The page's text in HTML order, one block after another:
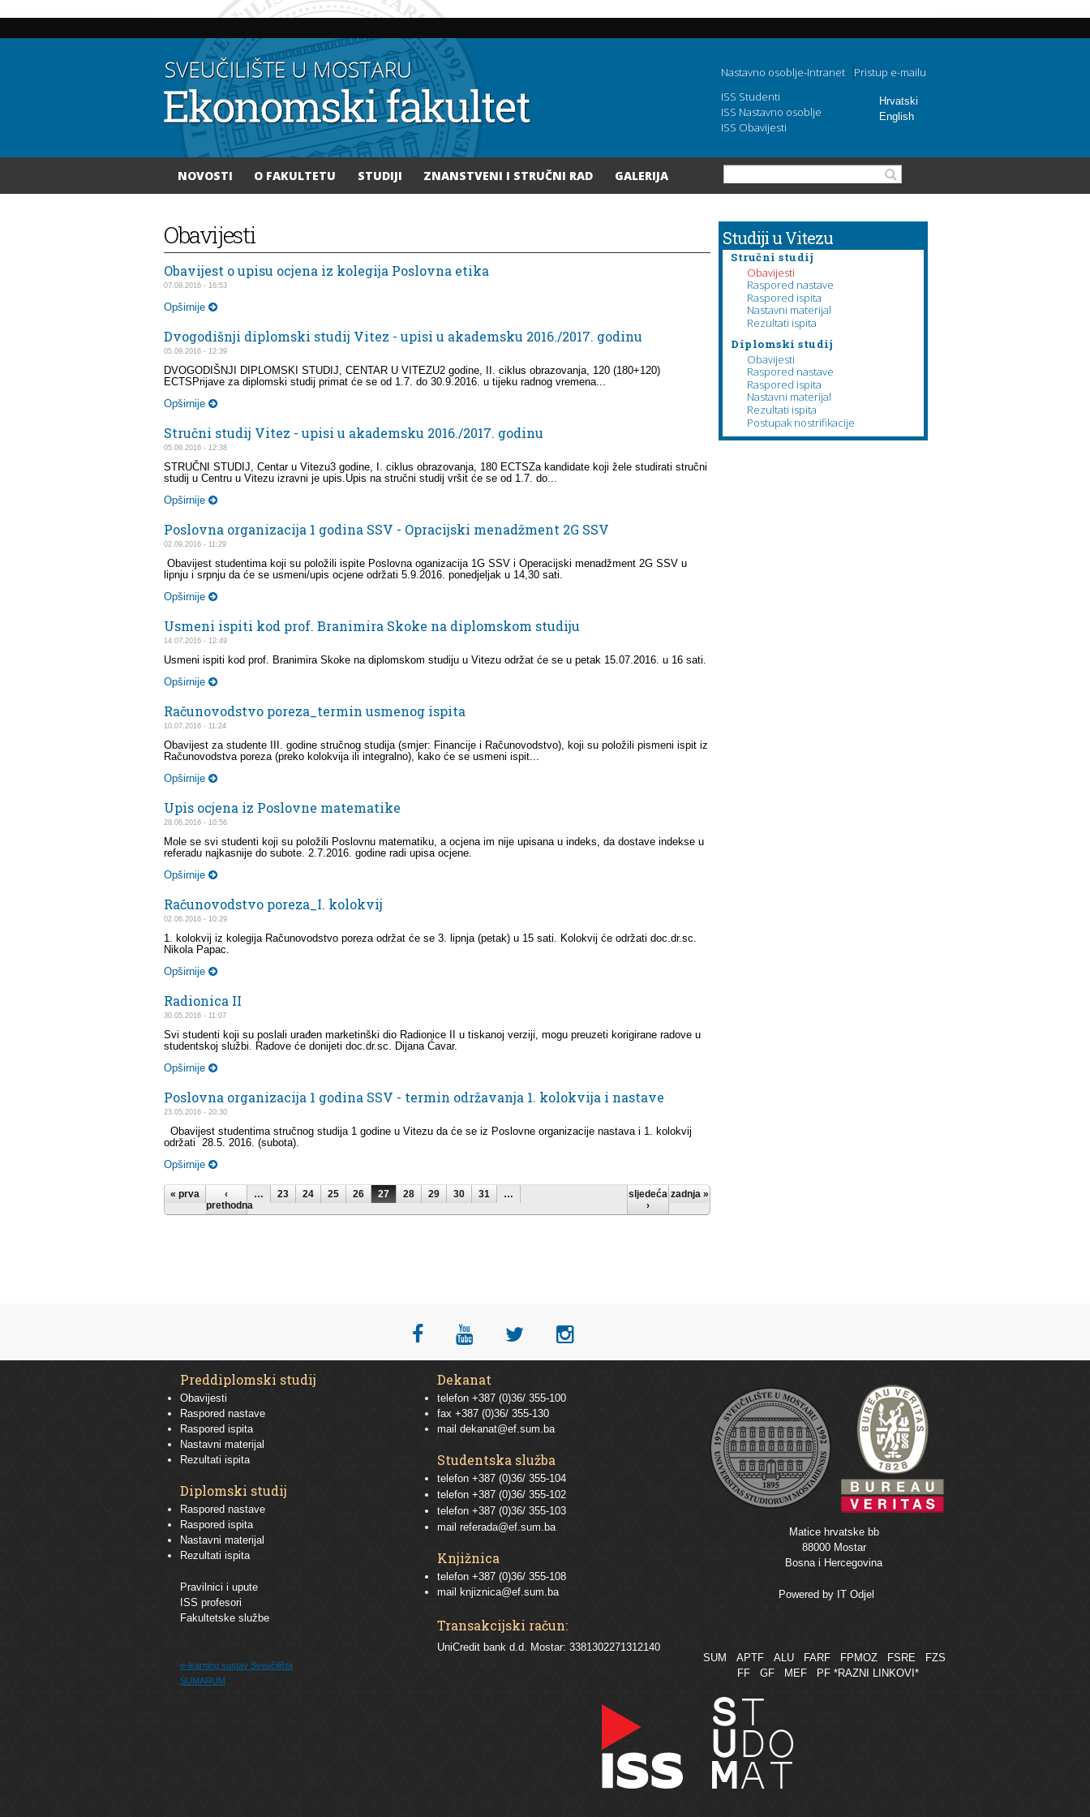
glavni
Hrvatski
English
Nastavno osoblje-Intranet
Pristup e-mailu
ISS Studenti
ISS Nastavno osoblje
ISS Obavijesti
NOVOSTI O FAKULTETU STUDIJI ZNANSTVENI I STRUČNI RAD GALERIJA Obrazac pretraživanja
Vi ste ovdje
Obavijesti
Obavijest o upisu ocjena iz kolegija Poslovna etika
07.09.2016 - 16:53
Opširnije
Dvogodišnji diplomski studij Vitez - upisi u akademsku 2016./2017. godinu
05.09.2016 - 12:39
DVOGODIŠNJI DIPLOMSKI STUDIJ, CENTAR U VITEZU2 godine, II. ciklus obrazovanja, 120 (180+120)
ECTSPrijave za diplomski studij primat će se od 1.7. do 30.9.2016. u tijeku radnog vremena...
Opširnije
Stručni studij Vitez - upisi u akademsku 2016./2017. godinu
05.09.2016 - 12:38
STRUČNI STUDIJ, Centar u Vitezu3 godine, I. ciklus obrazovanja, 180 ECTSZa kandidate koji žele studirati stručni
studij u Centru u Vitezu izravni je upis.Upis na stručni studij vršit će se od 1.7. do...
Opširnije
Poslovna organizacija 1 godina SSV - Opracijski menadžment 2G SSV
02.09.2016 - 11:29
Obavijest studentima koji su položili ispite Poslovna oganizacija 1G SSV i Operacijski menadžment 2G SSV u
lipnju i srpnju da će se usmeni/upis ocjene održati 5.9.2016. ponedjeljak u 14,30 sati.
Opširnije
Usmeni ispiti kod prof. Branimira Skoke na diplomskom studiju
14.07.2016 - 12:49
Usmeni ispiti kod prof. Branimira Skoke na diplomskom studiju u Vitezu održat će se u petak 15.07.2016. u 16 sati.
Opširnije
Računovodstvo poreza_termin usmenog ispita
10.07.2016 - 11:24
Obavijest za studente III. godine stručnog studija (smjer: Financije i Računovodstvo), koji su položili pismeni ispit iz
Računovodstva poreza (preko kolokvija ili integralno), kako će se usmeni ispit...
Opširnije
Upis ocjena iz Poslovne matematike
28.06.2016 - 10:56
Mole se svi studenti koji su položili Poslovnu matematiku, a ocjena im nije upisana u indeks, da dostave indekse u
referadu najkasnije do subote. 2.7.2016. godine radi upisa ocjene.
Opširnije
Računovodstvo poreza_I. kolokvij
02.06.2016 - 10:29
1. kolokvij iz kolegija Računovodstvo poreza održat će se 3. lipnja (petak) u 15 sati. Kolokvij će održati doc.dr.sc.
Nikola Papac.
Opširnije
Radionica II
30.05.2016 - 11:07
Svi studenti koji su poslali urađen marketinški dio Radionice II u tiskanoj verziji, mogu preuzeti korigirane radove u
studentskoj službi. Radove će donijeti doc.dr.sc. Dijana Ćavar.
Opširnije
Poslovna organizacija 1 godina SSV - termin održavanja 1. kolokvija i nastave
23.05.2016 - 20:30
Obavijest studentima stručnog studija 1 godine u Vitezu da će se iz Poslovne organizacije nastava i 1. kolokvij
održati 28.5. 2016. (subota).
Opširnije
Stranice
« prva
‹
prethodna
… 23 24 25 26 27 28 29 30 31 …
sljedeća
›
zadnja »
Studiji u Vitezu
Stručni studij
Obavijesti
Raspored nastave
Raspored ispita
Nastavni materijal
Rezultati ispita
Diplomski studij
Obavijesti
Raspored nastave
Raspored ispita
Nastavni materijal
Rezultati ispita
Postupak nostrifikacije
Preddiplomski studij
Obavijesti
Raspored nastave
Raspored ispita
Nastavni materijal
Rezultati ispita
Diplomski studij
Raspored nastave
Raspored ispita
Nastavni materijal
Rezultati ispita
Pravilnici i upute
ISS profesori
Fakultetske službe
e-learning sustav Sveučilišta
SUMARUM
Dekanat
telefon +387 (0)36/ 355-100
fax +387 (0)36/ 355-130
mail dekanat@ef.sum.ba
Studentska služba
telefon +387 (0)36/ 355-104
telefon +387 (0)36/ 355-102
telefon +387 (0)36/ 355-103
mail referada@ef.sum.ba
Knjižnica
telefon +387 (0)36/ 355-108
mail
knjiznica@ef.sum.ba
Transakcijski račun:
UniCredit bank d.d. Mostar: 3381302271312140
Matice hrvatske bb
88000 Mostar
Bosna i Hercegovina
Powered by IT Odjel
SUM APTF ALU FARF FPMOZ FSRE
FZS
FF
GF MEF PF *RAZNI LINKOVI*